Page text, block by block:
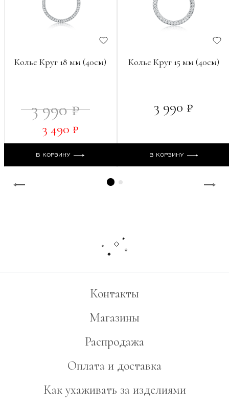
Колье Круг 18 мм (40см)
3 990 ₽
3 490 ₽
В КОРЗИНУ
Колье Круг 15 мм (40см)
3 990 ₽
В КОРЗИНУ
Контакты
Магазины
Распродажа
Оплата и доставка
Как ухаживать за изделиями